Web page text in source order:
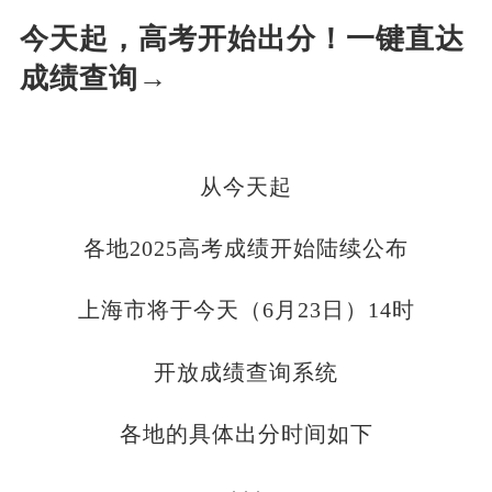
今天起，高考开始出分！一键直达
成绩查询→
从今天起
各地2025高考成绩开始陆续公布
上海市将于今天（6月23日）14时
开放成绩查询系统
各地的具体出分时间如下